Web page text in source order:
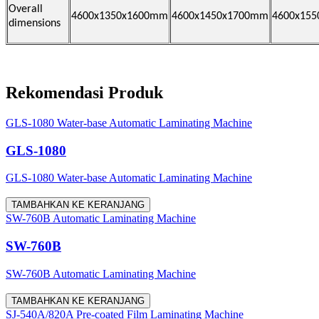
Overall
dimensions
4600x1350x1600mm 4600x1450x1700mm
Rekomendasi Produk
GLS-1080 Water-base Automatic Laminating Machine
GLS-1080
GLS-1080 Water-base Automatic Laminating Machine
TAMBAHKAN KE KERANJANG
SW-760B Automatic Laminating Machine
SW-760B
SW-760B Automatic Laminating Machine
TAMBAHKAN KE KERANJANG
SJ-540A/820A Pre-coated Film Laminating Machine